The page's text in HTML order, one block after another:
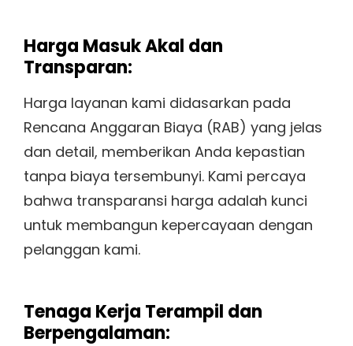
Harga Masuk Akal dan
Transparan:
Harga layanan kami didasarkan pada
Rencana Anggaran Biaya (RAB) yang jelas
dan detail, memberikan Anda kepastian
tanpa biaya tersembunyi. Kami percaya
bahwa transparansi harga adalah kunci
untuk membangun kepercayaan dengan
pelanggan kami.
Tenaga Kerja Terampil dan
Berpengalaman: